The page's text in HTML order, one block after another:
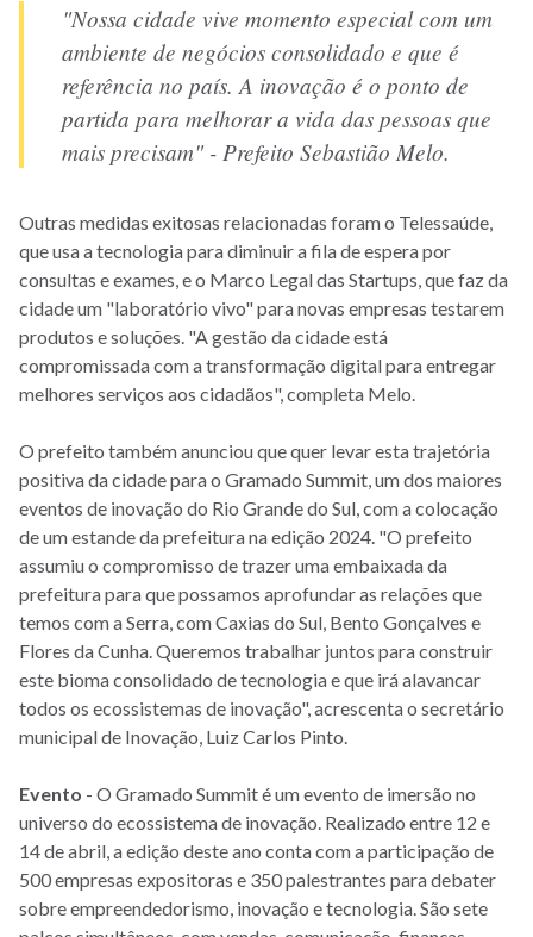
"Nossa cidade vive momento especial com um
ambiente de negócios consolidado e que é
referência no país. A inovação é o ponto de
partida para melhorar a vida das pessoas que
mais precisam" - Prefeito Sebastião Melo.
Outras medidas exitosas relacionadas foram o Telessaúde,
que usa a tecnologia para diminuir a fila de espera por
consultas e exames, e o Marco Legal das Startups, que faz da
cidade um "laboratório vivo" para novas empresas testarem
produtos e soluções. "A gestão da cidade está
compromissada com a transformação digital para entregar
melhores serviços aos cidadãos", completa Melo.
O prefeito também anunciou que quer levar esta trajetória
positiva da cidade para o Gramado Summit, um dos maiores
eventos de inovação do Rio Grande do Sul, com a colocação
de um estande da prefeitura na edição 2024. "O prefeito
assumiu o compromisso de trazer uma embaixada da
prefeitura para que possamos aprofundar as relações que
temos com a Serra, com Caxias do Sul, Bento Gonçalves e
Flores da Cunha. Queremos trabalhar juntos para construir
este bioma consolidado de tecnologia e que irá alavancar
todos os ecossistemas de inovação", acrescenta o secretário
municipal de Inovação, Luiz Carlos Pinto.
Evento - O Gramado Summit é um evento de imersão no
universo do ecossistema de inovação. Realizado entre 12 e
14 de abril, a edição deste ano conta com a participação de
500 empresas expositoras e 350 palestrantes para debater
sobre empreendedorismo, inovação e tecnologia. São sete